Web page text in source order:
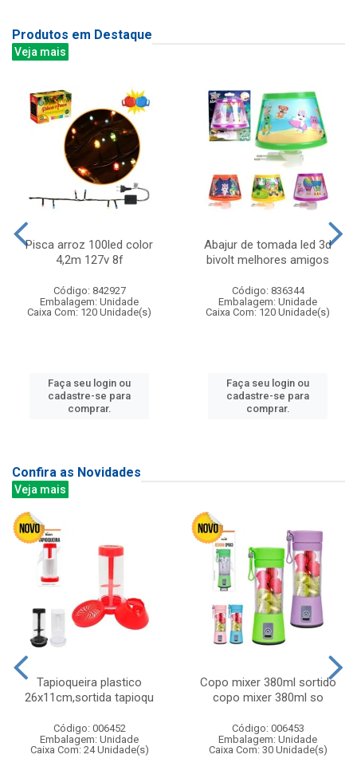
Produtos em Destaque
Veja mais
Pisca arroz 100led color
4,2m 127v 8f
Código: 842927
Embalagem: Unidade
Caixa Com: 120 Unidade(s)
Faça seu login ou
cadastre-se para
comprar.
Abajur de tomada led 3d
bivolt melhores amigos
Código: 836344
Embalagem: Unidade
Caixa Com: 120 Unidade(s)
Faça seu login ou
cadastre-se para
comprar.
Confira as Novidades
Veja mais
Tapioqueira plastico
26x11cm,sortida tapioqu
Código: 006452
Embalagem: Unidade
Caixa Com: 24 Unidade(s)
Copo mixer 380ml sortido
copo mixer 380ml so
Código: 006453
Embalagem: Unidade
Caixa Com: 30 Unidade(s)